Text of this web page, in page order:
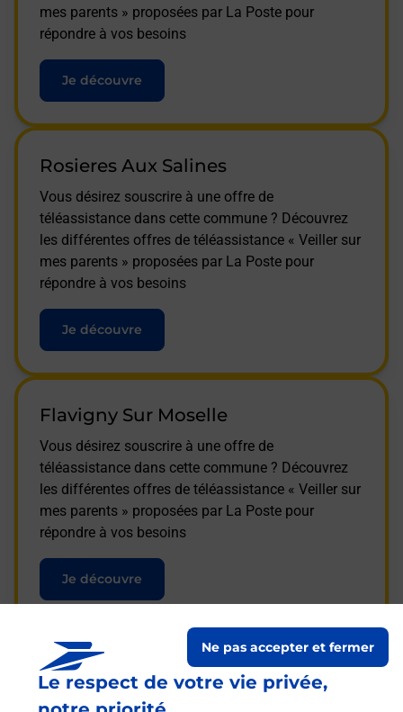
Le respect de votre vie privée,
Ne pas accepter et fermer
mes parents » proposées par La Poste pour
répondre à vos besoins
Je découvre
Rosieres Aux Salines
Vous désirez souscrire à une offre de
téléassistance dans cette commune ? Découvrez
les différentes offres de téléassistance « Veiller sur
mes parents » proposées par La Poste pour
répondre à vos besoins
Je découvre
Flavigny Sur Moselle
Vous désirez souscrire à une offre de
téléassistance dans cette commune ? Découvrez
les différentes offres de téléassistance « Veiller sur
mes parents » proposées par La Poste pour
répondre à vos besoins
Je découvre
Questions fréquemment